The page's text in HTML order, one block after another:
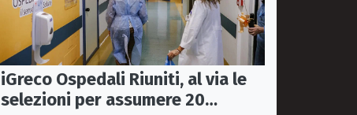
iGreco Ospedali Riuniti, al via le
selezioni per assumere 20